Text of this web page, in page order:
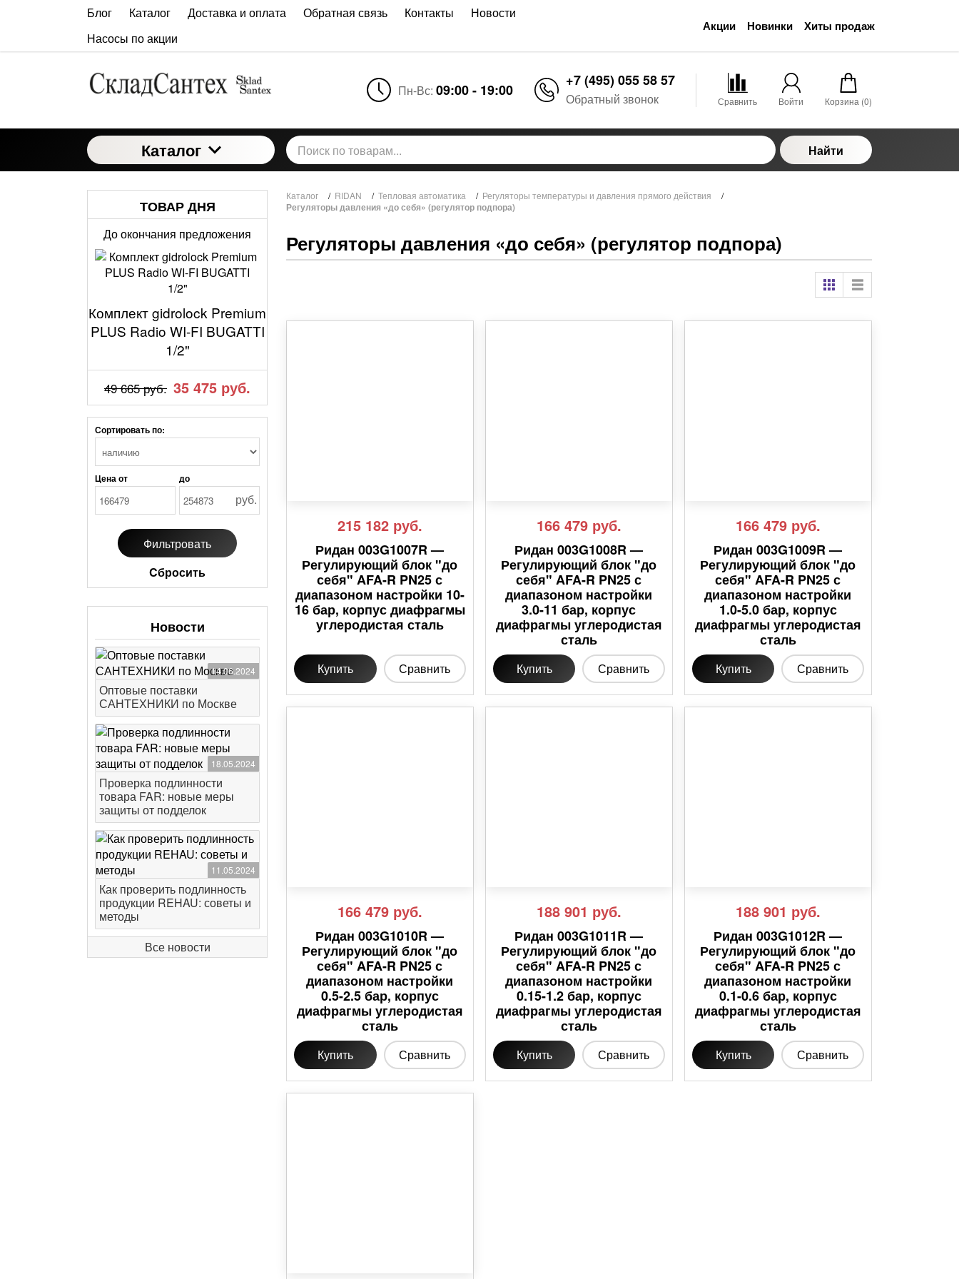
Блог Каталог Доставка и оплата Обратная связь Контакты
Новости
Насосы по акции
Акции Новинки Хиты продаж
Пн-Вс: 09:00 - 19:00
+7 (495) 055 58 57
Обратный звонок Сравнить Войти Корзина (0)
Каталог Найти
ТОВАР ДНЯ
До окончания предложения
Комплект gidrolock Premium
PLUS Radio WI-FI BUGATTI
1/2"
49 665 руб. 35 475 руб.
Сортировать по:
Цена от до
руб.
Cбросить
Новости
14.06.2024
Оптовые поставки
САНТЕХНИКИ по Москве
18.05.2024
Проверка подлинности
товара FAR: новые меры
защиты от подделок
11.05.2024
Как проверить подлинность
продукции REHAU: советы и
методы
Все новости
Каталог / RIDAN / Тепловая автоматика / Регуляторы температуры и давления прямого действия /
Регуляторы давления «до себя» (регулятор подпора)
Регуляторы давления «до себя» (регулятор подпора)
215 182 руб.
Ридан 003G1007R —
Регулирующий блок "до
себя" AFA-R PN25 с
диапазоном настройки 10-
16 бар, корпус диафрагмы
углеродистая сталь
Купить Сравнить
166 479 руб.
Ридан 003G1008R —
Регулирующий блок "до
себя" AFA-R PN25 с
диапазоном настройки
3.0-11 бар, корпус
диафрагмы углеродистая
сталь
Купить Сравнить
166 479 руб.
Ридан 003G1009R —
Регулирующий блок "до
себя" AFA-R PN25 с
диапазоном настройки
1.0-5.0 бар, корпус
диафрагмы углеродистая
сталь
Купить Сравнить
166 479 руб.
Ридан 003G1010R —
Регулирующий блок "до
себя" AFA-R PN25 с
диапазоном настройки
0.5-2.5 бар, корпус
диафрагмы углеродистая
сталь
Купить Сравнить
188 901 руб.
Ридан 003G1011R —
Регулирующий блок "до
себя" AFA-R PN25 с
диапазоном настройки
0.15-1.2 бар, корпус
диафрагмы углеродистая
сталь
Купить Сравнить
188 901 руб.
Ридан 003G1012R —
Регулирующий блок "до
себя" AFA-R PN25 с
диапазоном настройки
0.1-0.6 бар, корпус
диафрагмы углеродистая
сталь
Купить Сравнить